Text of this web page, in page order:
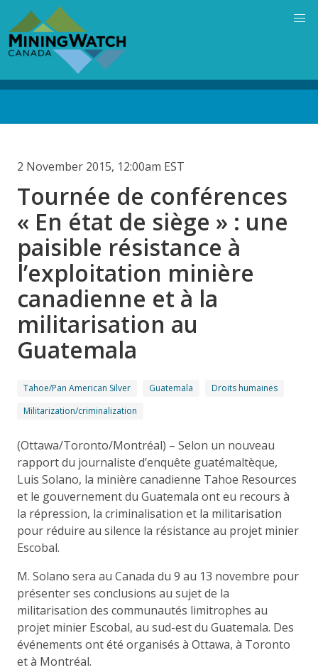
main
content
2 November 2015, 12:00am EST
Tournée de conférences
« En état de siège » : une
paisible résistance à
l’exploitation minière
canadienne et à la
militarisation au
Guatemala
Tahoe/Pan American Silver Guatemala
Droits humaines
Militarization/criminalization
(Ottawa/Toronto/Montréal) – Selon un nouveau
rapport du journaliste d’enquête guatémaltèque,
Luis Solano, la minière canadienne Tahoe Resources
et le gouvernement du Guatemala ont eu recours à
la répression, la criminalisation et la militarisation
pour réduire au silence la résistance au projet minier
Escobal.
M. Solano sera au Canada du 9 au 13 novembre pour
présenter ses conclusions au sujet de la
militarisation des communautés limitrophes au
projet minier Escobal, au sud-est du Guatemala. Des
événements ont été organisés à Ottawa, à Toronto
et à Montréal.